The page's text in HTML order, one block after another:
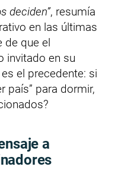
deciden”, resumía
en las últimas
de que el
invitado en su
el precedente: si
país” para dormir,
a